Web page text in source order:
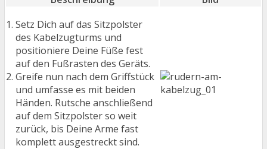
Setz Dich auf das Sitzpolster
des Kabelzugturms und
positioniere Deine Füße fest
auf den Fußrasten des Geräts.
Greife nun nach dem Griffstück
und umfasse es mit beiden
Händen. Rutsche anschließend
auf dem Sitzpolster so weit
zurück, bis Deine Arme fast
komplett ausgestreckt sind.